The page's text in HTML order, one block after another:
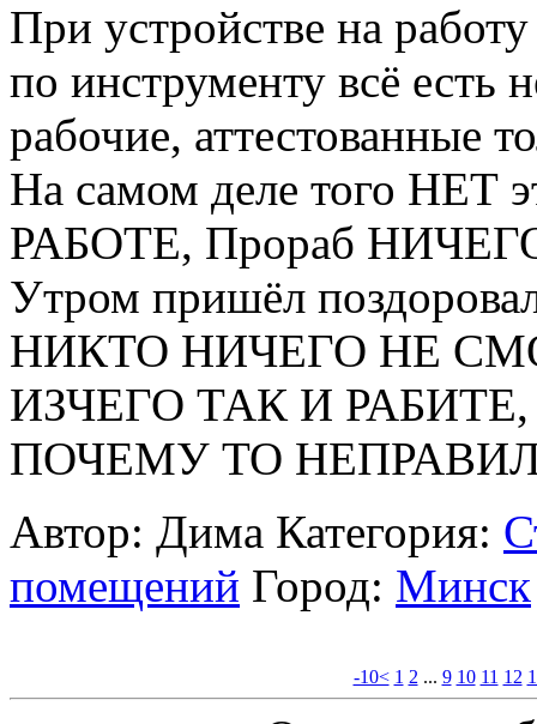
При устройстве на
по инструменту всё
рабочие, аттестованные
На самом деле того НЕТ
РАБОТЕ, Прораб
Утром пришёл
НИКТО НИЧЕГО НЕ
ИЗЧЕГО ТАК И
ПОЧЕМУ ТО
Автор: Дима Категория:
помещений Город: Минск
-10< 1 2 ... 9 10 11 12